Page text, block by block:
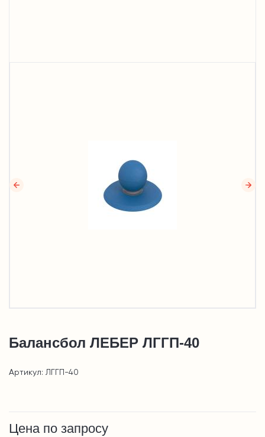
Балансбол ЛЕБЕР ЛГГП-40
Артикул: ЛГГП-40
Цена по запросу